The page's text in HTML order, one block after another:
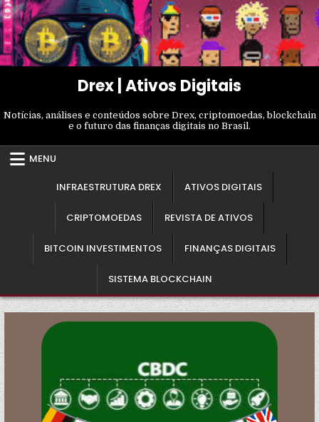
Skip
to
content
Drex | Ativos Digitais
Notícias, análises e conteúdos sobre Drex, criptomoedas, blockchain
e o futuro das finanças digitais no Brasil.
MENU
INFRAESTRUTURA DREX ATIVOS DIGITAIS
CRIPTOMOEDAS REVISTA DE ATIVOS
BITCOIN INVESTIMENTOS FINANÇAS DIGITAIS
SISTEMA BLOCKCHAIN